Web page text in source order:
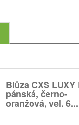
Blůza CXS LUXY
pánská, černo-
oranžová, vel. 6...